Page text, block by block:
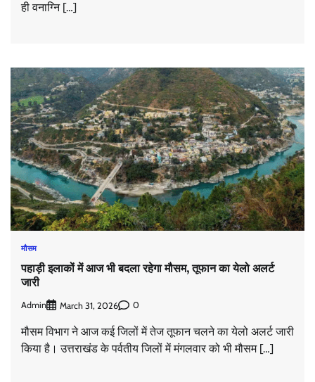
ही वनाग्नि […]
मौसम
पहाड़ी इलाकों में आज भी बदला रहेगा मौसम, तूफान का येलो अलर्ट
जारी
Admin March 31, 2026 0
मौसम विभाग ने आज कई जिलों में तेज तूफान चलने का येलो अलर्ट जारी
किया है। उत्तराखंड के पर्वतीय जिलों में मंगलवार को भी मौसम […]